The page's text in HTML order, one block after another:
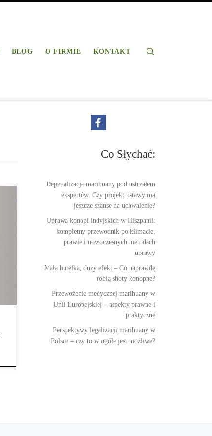
BLOG O FIRMIE KONTAKT
Co Słychać:
Depenalizacja marihuany pod ostrzałem
ekspertów. Czy projekt ustawy ma
jeszcze szanse na uchwalenie?
Uprawa konopi indyjskich w Hiszpanii:
kompletny przewodnik po klimacie,
prawie i nowoczesnych metodach
uprawy
Mała butelka, duży efekt – Co naprawdę
robią shoty konopne?
Przewożenie medycznej marihuany w
Unii Europejskiej – aspekty prawne i
praktyczne
Perspektywy legalizacji marihuany w
Polsce – czy to w ogóle jest możliwe?